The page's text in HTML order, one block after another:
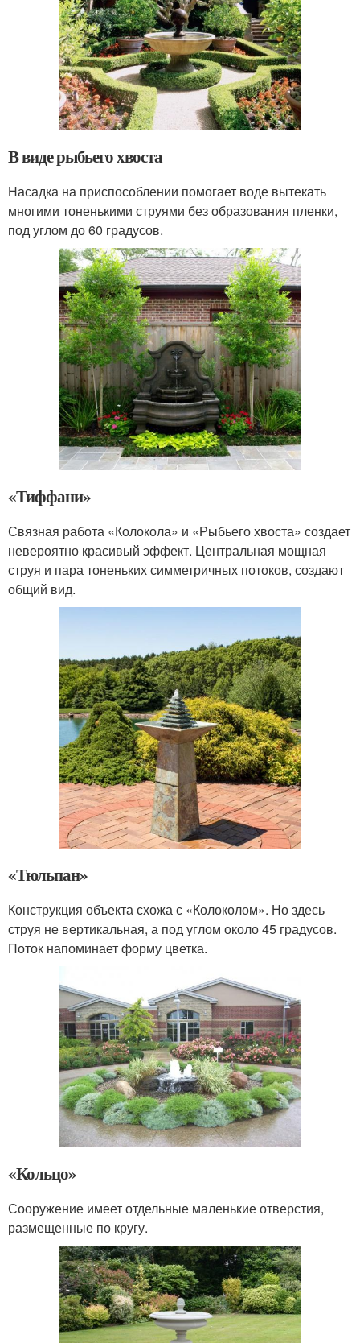
В виде рыбьего хвоста
Насадка на приспособлении помогает воде вытекать
многими тоненькими струями без образования пленки,
под углом до 60 градусов.
«Тиффани»
Связная работа «Колокола» и «Рыбьего хвоста» создает
невероятно красивый эффект. Центральная мощная
струя и пара тоненьких симметричных потоков, создают
общий вид.
«Тюльпан»
Конструкция объекта схожа с «Колоколом». Но здесь
струя не вертикальная, а под углом около 45 градусов.
Поток напоминает форму цветка.
«Кольцо»
Сооружение имеет отдельные маленькие отверстия,
размещенные по кругу.